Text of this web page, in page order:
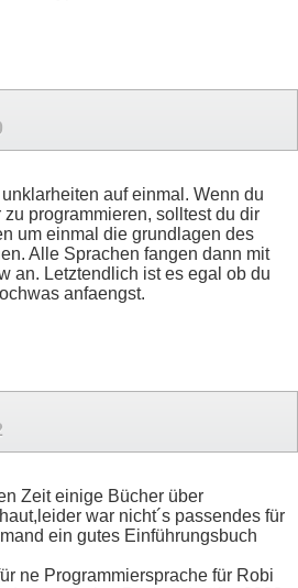
status
pointer
pointer
pointer
pointer
pointer
entry
stored words
near
automotive
aus
ein
auf einmal. Wenn du
programmieren, solltest du dir
um einmal die grundlagen des
Alle Sprachen fangen dann mit
an. Letztendlich ist es egal ob du
anfaengst.
Zeit einige Bücher über
war nicht´s passendes für
ein gutes Einführungsbuch
ne Programmiersprache für Robi